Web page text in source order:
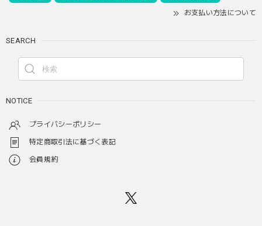
お支払い方法について
SEARCH
NOTICE
プライバシーポリシー
特定商取引法に基づく表記
会員規約